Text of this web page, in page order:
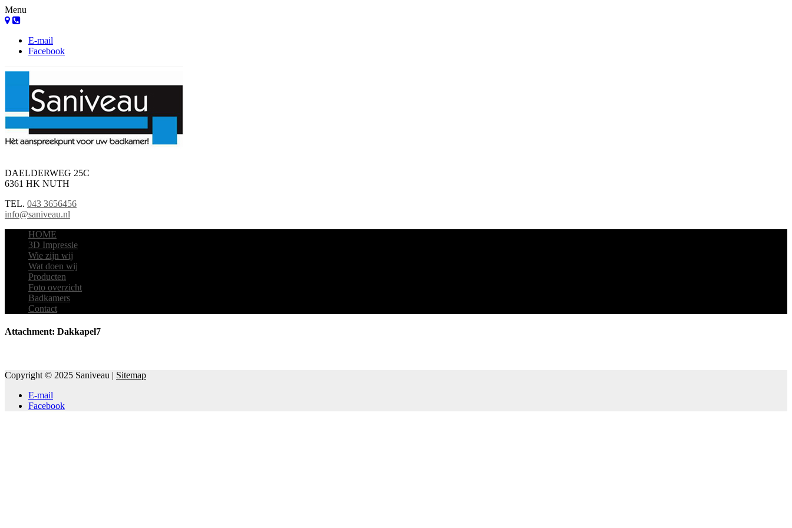
Menu
E-mail
Facebook
DAELDERWEG 25C
6361 HK NUTH
TEL. 043 3656456
info@saniveau.nl
HOME
3D Impressie
Wie zijn wij
Wat doen wij
Producten
Foto overzicht
Badkamers
Contact
Attachment: Dakkapel7
Copyright © 2025 Saniveau | Sitemap
E-mail
Facebook